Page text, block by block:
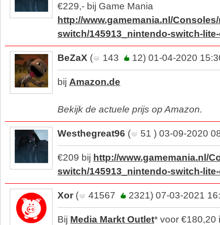
€229,- bij Game Mania
http://www.gamemania.nl/
switch/145913_nintendo-switch-
BeZaX ( 143 12) 01-04-2020
bij Amazon.de
Bekijk de actuele prijs op Amazon.
Westhegreat96 ( 51 ) 03-09-2020
€209 bij http://www.gamemania.nl/
switch/145913_nintendo-switch-
Xor ( 41567 2321) 07-03-2021
Bij Media Markt Outlet* voor €180,20